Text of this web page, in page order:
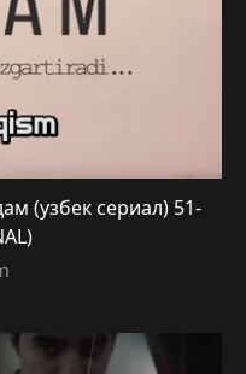
(узбек сериал) 51-